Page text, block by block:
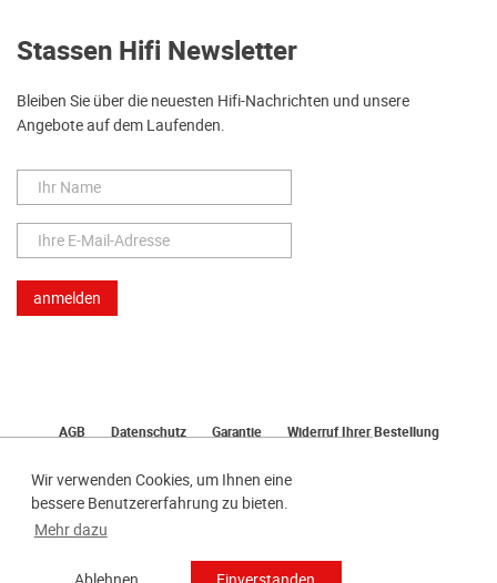
Wir verwenden Cookies, um Ihnen eine
bessere Benutzererfahrung zu bieten.
Mehr dazu
Stassen Hifi Newsletter
Bleiben Sie über die neuesten Hifi-Nachrichten und unsere
Angebote auf dem Laufenden.
AGB Datenschutz Garantie
Widerruf Ihrer Bestellung